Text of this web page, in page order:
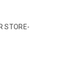
STORE-